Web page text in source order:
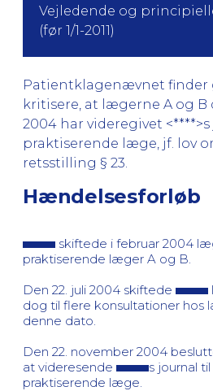
Vejledende og
(før 1/1-2011)
Patientklagenævnet finder
kritisere, at lægerne A og B
2004 har videregivet
praktiserende læge, jf. lov
retsstilling § 23.
Hændelsesforløb
skiftede i februar 2004
praktiserende læger A og B.
Den 22. juli 2004 skiftede
dog til flere konsultationer
denne dato.
Den 22. november 2004
at videresende
s journal
praktiserende læge.